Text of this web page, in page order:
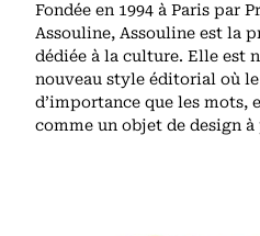
Fondée en 1994 à Paris par
Assouline, Assouline est la
dédiée à la culture. Elle est
nouveau style éditorial où
d’importance que les mots,
comme un objet de design